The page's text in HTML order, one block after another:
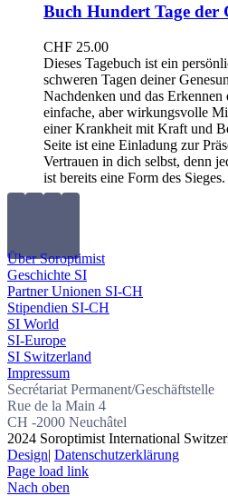
Buch Hundert Tage der
CHF 25.00
Dieses Tagebuch ist ein
schweren Tagen deiner
Nachdenken und das
einfache, aber wirkungsvolle
einer Krankheit mit Kraft und
Seite ist eine Einladung zur
Vertrauen in dich selbst, denn
ist bereits eine Form des Sieges.
Über Soroptimist
Geschichte SI
Partner Unionen SI-CH
Stipendien SI-CH
SI World
SI-Europe
SI Switzerland
Impressum
Secrétariat Permanent/Geschäftstelle
Rue de la Main 4
CH -2000 Neuchâtel
2024 Soroptimist International
Design| Datenschutzerklärung
Page load link
Nach oben